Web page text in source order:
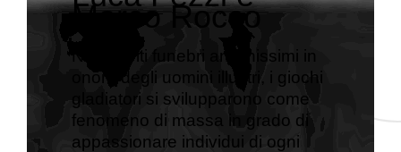
Marco Rocco
Nati da riti funebri antichissimi in
onore degli uomini illustri, i giochi
gladiatori si svilupparono come
fenomeno di massa in grado di
appassionare individui di ogni